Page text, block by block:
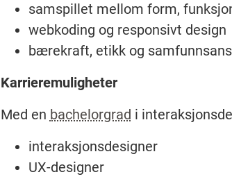
samspillet mellom form,
webkoding og responsivt design
bærekraft, etikk og
Karrieremuligheter
Med en bachelorgrad i
interaksjonsdesigner
UX-designer